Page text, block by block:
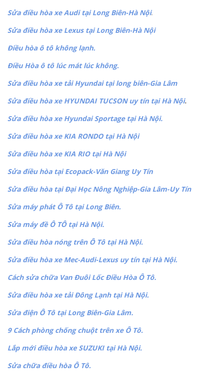
Sửa điều hòa xe Audi tại Long Biên-Hà Nội.
Sửa điều hòa xe Lexus tại Long Biên-Hà Nội
Điều hòa ô tô không lạnh.
Điều Hòa ô tô lúc mát lúc không.
Sửa điều hòa xe tải Hyundai tại long biên-Gia Lâm
Sửa điều hòa xe HYUNDAI TUCSON uy tín tại Hà Nội.
Sửa điều hòa xe Hyundai Sportage tại Hà Nội.
Sửa điều hòa xe KIA RONDO tại Hà Nội
Sửa điều hòa xe KIA RIO tại Hà Nội
Sửa điều hòa tại Ecopack-Văn Giang Uy Tín
Sửa điều hòa tại Đại Học Nông Nghiệp-Gia Lâm-Uy Tín
Sửa máy phát Ô Tô tại Long Biên.
Sửa máy đề Ô TÔ tại Hà Nội.
Sửa điều hòa nóng trên Ô Tô tại Hà Nội.
Sửa điều hòa xe Mec-Audi-Lexus uy tín tại Hà Nội.
Cách sửa chữa Van Đuôi Lốc Điều Hòa Ô Tô.
Sửa điều hòa xe tải Đông Lạnh tại Hà Nội.
Sửa điện Ô Tô tại Long Biên-Gia Lâm.
9 Cách phòng chống chuột trên xe Ô Tô.
Lắp mới điều hòa xe SUZUKI tại Hà Nội.
Sửa chữa điều hòa Ô Tô.